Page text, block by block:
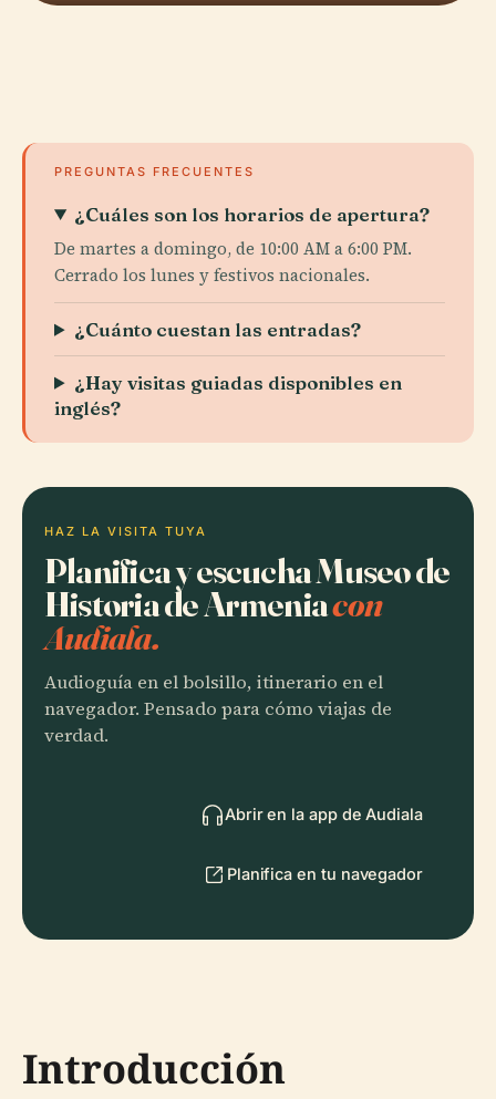
PREGUNTAS FRECUENTES
¿Cuáles son los horarios de apertura?
De martes a domingo, de 10:00 AM a 6:00 PM.
Cerrado los lunes y festivos nacionales.
¿Cuánto cuestan las entradas?
¿Hay visitas guiadas disponibles en
inglés?
HAZ LA VISITA TUYA
Planifica y escucha Museo de
Historia de Armeniacon
Audiala.
Audioguía en el bolsillo, itinerario en el
navegador. Pensado para cómo viajas de
verdad.
Abrir en la app de Audiala
Planifica en tu navegador
Introducción